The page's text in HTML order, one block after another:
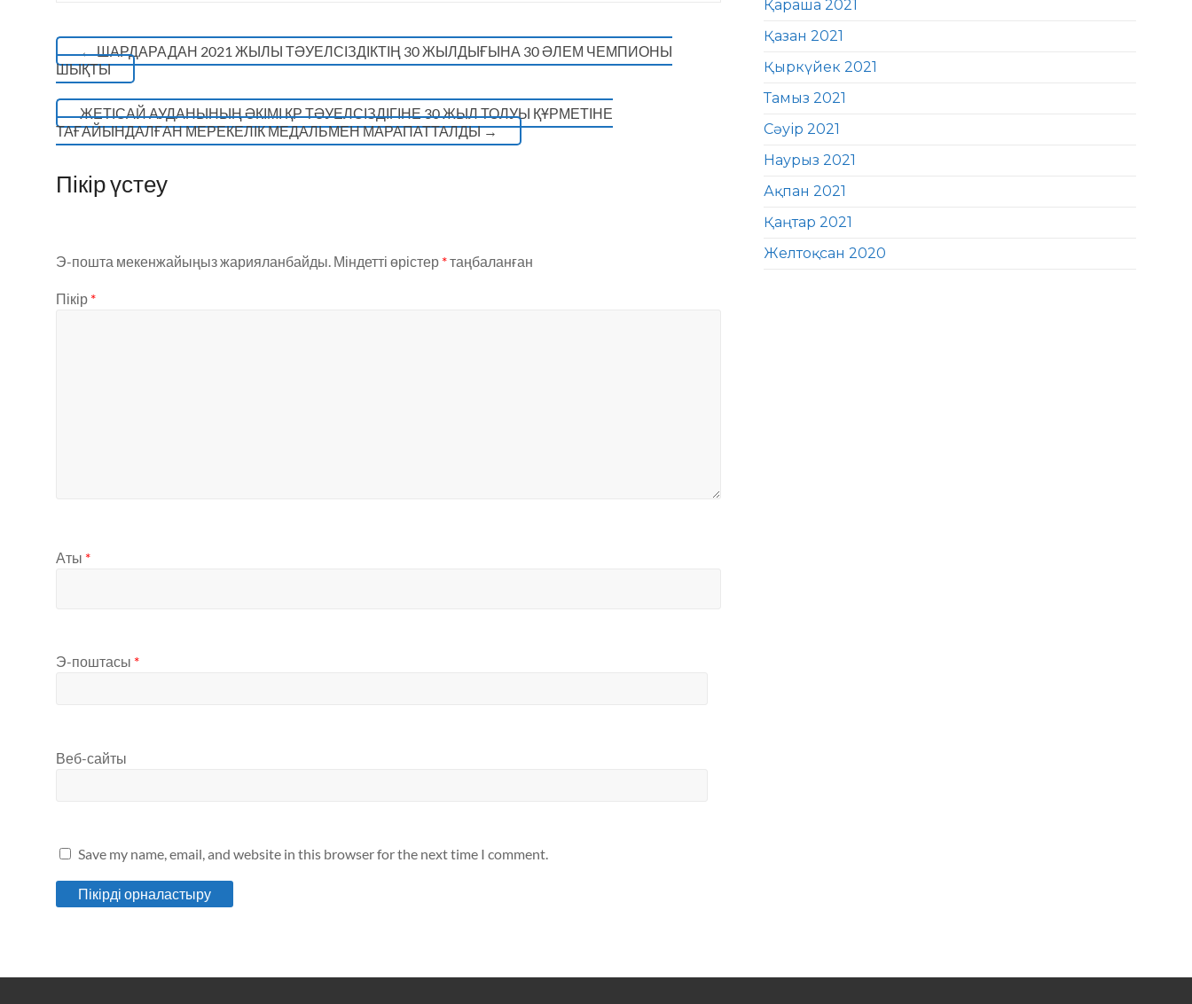
o
k
p
←ШАРДАРАДАН 2021 ЖЫЛЫ ТӘУЕЛСІЗДІКТІҢ 30 ЖЫЛДЫҒЫНА 30 ӘЛЕМ ЧЕМПИОНЫ
ШЫҚТЫ
ЖЕТІСАЙ АУДАНЫНЫҢ ӘКІМІ ҚР ТӘУЕЛСІЗДІГІНЕ 30 ЖЫЛ ТОЛУЫ ҚҰРМЕТІНЕ
ТАҒАЙЫНДАЛҒАН МЕРЕКЕЛІК МЕДАЛЬМЕН МАРАПАТТАЛДЫ→
Пікір үстеу
Э-пошта мекенжайыңыз жарияланбайды. Міндетті өрістер *таңбаланған
Пікір *
Аты *
Э-поштасы *
Веб-сайты
Save my name, email, and website in this browser for the next time I comment.
Қараша 2021
Қазан 2021
Қыркүйек 2021
Тамыз 2021
Сәуір 2021
Наурыз 2021
Ақпан 2021
Қаңтар 2021
Желтоқсан 2020